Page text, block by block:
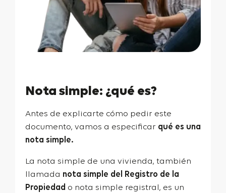
Nota simple: ¿qué es?
Antes de explicarte cómo pedir este
documento, vamos a especificar qué es una
nota simple.
La nota simple de una vivienda, también
llamada nota simple del Registro de la
Propiedad o nota simple registral, es un